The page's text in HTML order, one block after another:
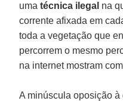
umatécnica ilegal na
corrente afixada em
toda a vegetação que
percorrem o mesmo
na internet mostram
A minúscula oposição à